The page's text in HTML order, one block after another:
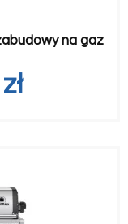
na gaz
zł